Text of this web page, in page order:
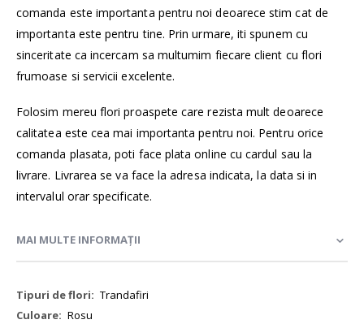
comanda este importanta pentru noi deoarece stim cat de
importanta este pentru tine. Prin urmare, iti spunem cu
sinceritate ca incercam sa multumim fiecare client cu flori
frumoase si servicii excelente.
Folosim mereu flori proaspete care rezista mult deoarece
calitatea este cea mai importanta pentru noi. Pentru orice
comanda plasata, poti face plata online cu cardul sau la
livrare. Livrarea se va face la adresa indicata, la data si in
intervalul orar specificate.
MAI MULTE INFORMAȚII
Mai
multe
Trandafiri
Rosu